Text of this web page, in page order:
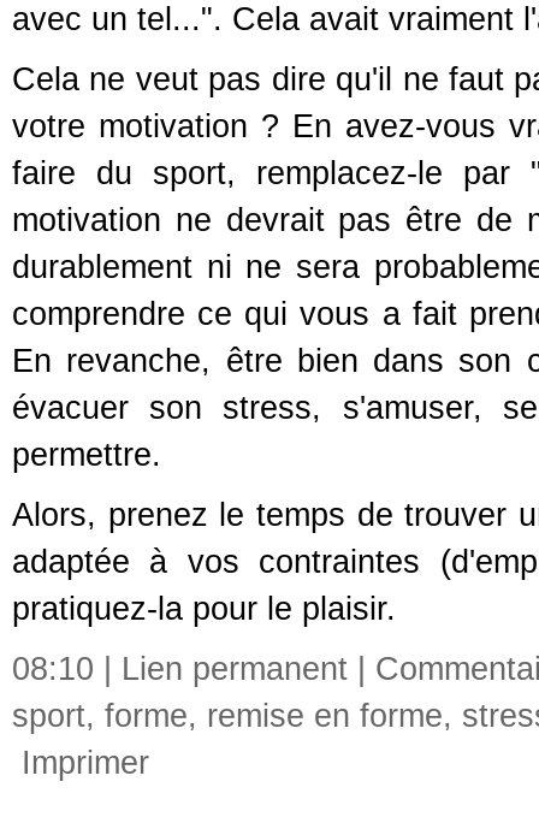
avec un tel...". Cela avait vraiment
Cela ne veut pas dire qu'il ne faut
votre motivation ? En avez-vous
faire du sport, remplacez-le
motivation ne devrait pas être de
durablement ni ne sera
comprendre ce qui vous a fait
En revanche, être bien dans son
évacuer son stress, s'amuser,
permettre.
Alors, prenez le temps de trouver
adaptée à vos contraintes
pratiquez-la pour le plaisir.
08:10 | Lien permanent
sport, forme, remise en forme,
Imprimer